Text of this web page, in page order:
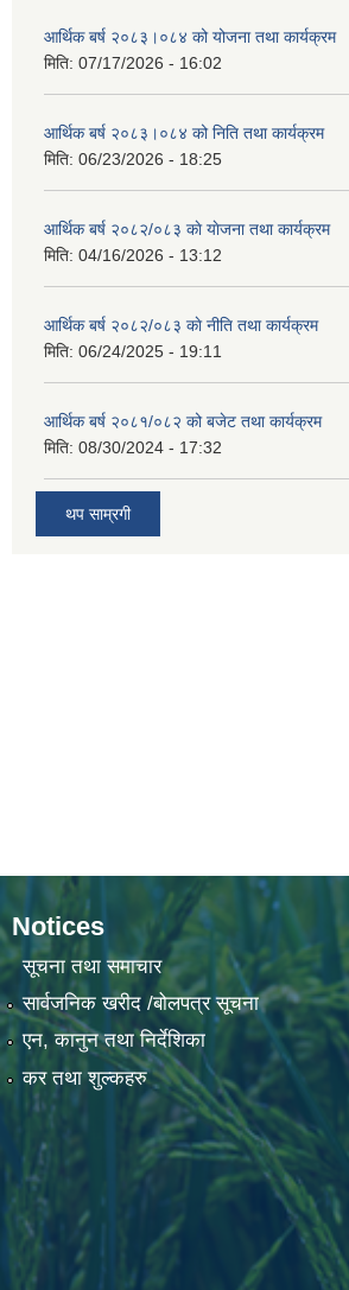
आर्थिक बर्ष २०८३।०८४ को योजना तथा कार्यक्रम
मिति: 07/17/2026 - 16:02
आर्थिक बर्ष २०८३।०८४ को निति तथा कार्यक्रम
मिति: 06/23/2026 - 18:25
आर्थिक बर्ष २०८२/०८३ काे याेजना तथा कार्यक्रम
मिति: 04/16/2026 - 13:12
आर्थिक बर्ष २०८२/०८३ काे नीति तथा कार्यक्रम
मिति: 06/24/2025 - 19:11
आर्थिक बर्ष २०८१/०८२ को बजेट तथा कार्यक्रम
मिति: 08/30/2024 - 17:32
थप साम्रगी
Notices
सूचना तथा समाचार
सार्वजनिक खरीद /बोलपत्र सूचना
एन, कानुन तथा निर्देशिका
कर तथा शुल्कहरु